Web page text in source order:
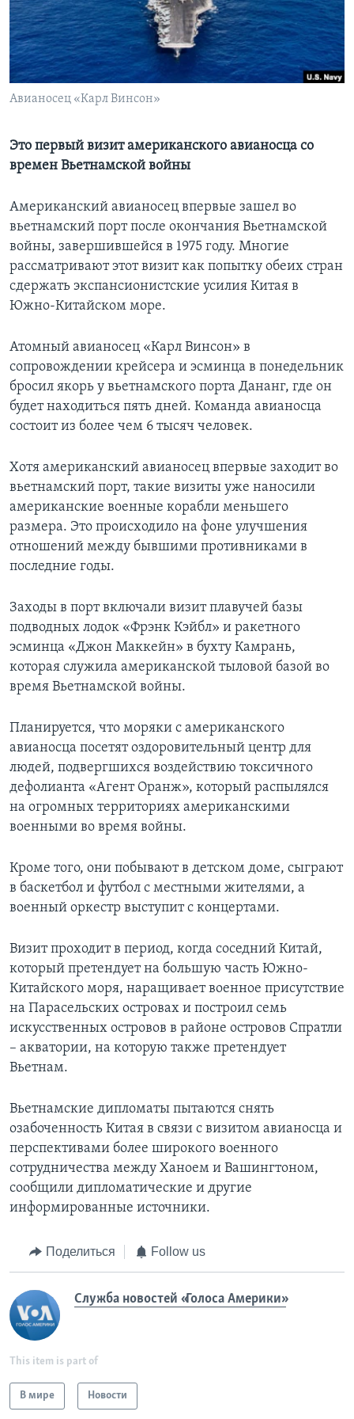
Learning English
СОЦИАЛЬНЫЕ СЕТИ
Языки
Авианосец «Карл Винсон»
Это первый визит американского авианосца со
времен Вьетнамской войны
Американский авианосец впервые зашел во
вьетнамский порт после окончания Вьетнамской
войны, завершившейся в 1975 году. Многие
рассматривают этот визит как попытку обеих стран
сдержать экспансионистские усилия Китая в
Южно-Китайском море.
Атомный авианосец «Карл Винсон» в
сопровождении крейсера и эсминца в понедельник
бросил якорь у вьетнамского порта Дананг, где он
будет находиться пять дней. Команда авианосца
состоит из более чем 6 тысяч человек.
Хотя американский авианосец впервые заходит во
вьетнамский порт, такие визиты уже наносили
американские военные корабли меньшего
размера. Это происходило на фоне улучшения
отношений между бывшими противниками в
последние годы.
Заходы в порт включали визит плавучей базы
подводных лодок «Фрэнк Кэйбл» и ракетного
эсминца «Джон Маккейн» в бухту Камрань,
которая служила американской тыловой базой во
время Вьетнамской войны.
Планируется, что моряки с американского
авианосца посетят оздоровительный центр для
людей, подвергшихся воздействию токсичного
дефолианта «Агент Оранж», который распылялся
на огромных территориях американскими
военными во время войны.
Кроме того, они побывают в детском доме, сыграют
в баскетбол и футбол с местными жителями, а
военный оркестр выступит с концертами.
Визит проходит в период, когда соседний Китай,
который претендует на большую часть Южно-
Китайского моря, наращивает военное присутствие
на Парасельских островах и построил семь
искусственных островов в районе островов Спратли
– акватории, на которую также претендует
Вьетнам.
Вьетнамские дипломаты пытаются снять
озабоченность Китая в связи с визитом авианосца и
перспективами более широкого военного
сотрудничества между Ханоем и Вашингтоном,
сообщили дипломатические и другие
информированные источники.
Поделиться Follow us
Служба новостей «Голоса Америки»
This item is part of
В мире Новости